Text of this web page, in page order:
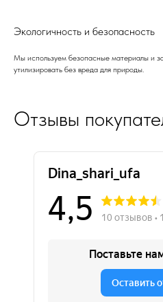
Экологичность и безопасность
Мы используем безопасные материалы и
утилизировать без вреда для природы.
Отзывы